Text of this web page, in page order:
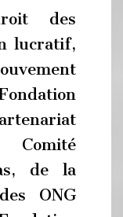
des
lucratif,
Comité
de la
ONG